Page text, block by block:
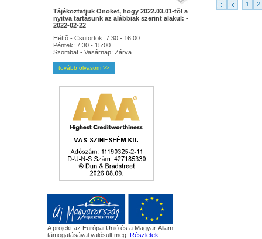
Tájékoztatjuk Önöket, hogy 2022.03.01-tõl a
nyitva tartásunk az alábbiak szerint alakul: -
2022-02-22
Hétfõ - Csütörtök: 7:30 - 16:00
Péntek: 7:30 - 15:00
Szombat - Vasárnap: Zárva
tovább olvasom >>
A projekt az Európai Unió és a Magyar Állam
támogatásával valósult meg. Részletek
1 2